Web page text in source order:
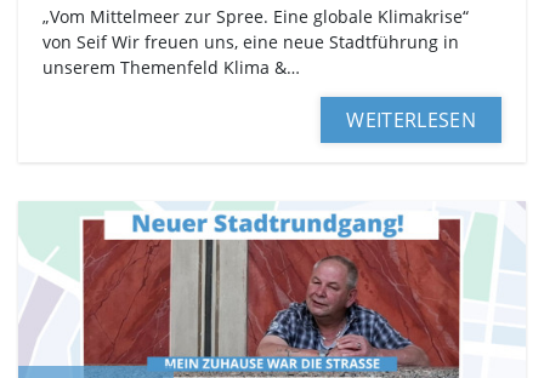
„Vom Mittelmeer zur Spree. Eine globale Klimakrise“
von Seif Wir freuen uns, eine neue Stadtführung in
unserem Themenfeld Klima &…
WEITERLESEN